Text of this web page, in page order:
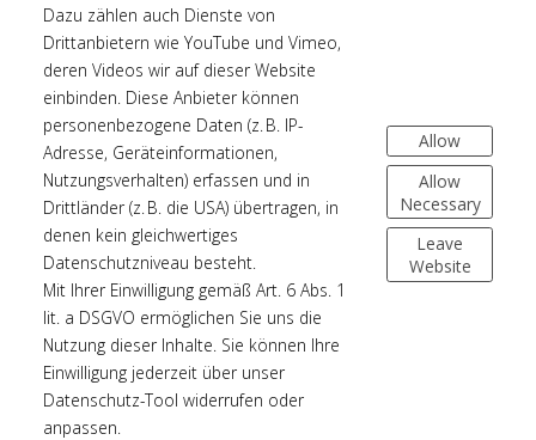
exploration of the inner worlds of two women,
whilst an unexpected challenge tests the
fragility of her body and the strength of their
bond.
Director:Rosana Cuellar
Production:Human Made Films, Tiempo
Filmproduktion
Sound:Stefan Bück
Sound design: Patrick Dadaczynski, Max
Gausepohl
Our role:re-recording mixing for cinema
Dazu zählen auch Dienste von
Drittanbietern wie YouTube und Vimeo,
deren Videos wir auf dieser Website
einbinden. Diese Anbieter können
personenbezogene Daten (z. B. IP-
Adresse, Geräteinformationen,
Nutzungsverhalten) erfassen und in
Drittländer (z. B. die USA) übertragen, in
denen kein gleichwertiges
Datenschutzniveau besteht.
Mit Ihrer Einwilligung gemäß Art. 6 Abs. 1
lit. a DSGVO ermöglichen Sie uns die
Nutzung dieser Inhalte. Sie können Ihre
Einwilligung jederzeit über unser
Datenschutz-Tool widerrufen oder
anpassen.
Allow
Allow
Necessary
Leave
Website